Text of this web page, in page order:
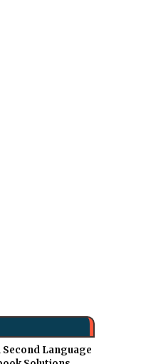
Second Language